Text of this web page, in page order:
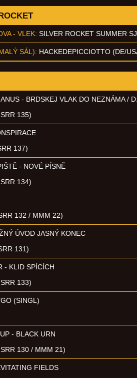
- VLEK: SILVER ROCKET SUMMER
SÁL): HACKEDEPICCIOTTO (DE/
- BRDSKEJ VLAK DO NEZNÁMA /
135)
137)
- NOVÉ PÍSNĚ
134)
132 / MMM 22)
ÚVOD JASNÝ KONEC
131)
- KLID SPÍCÍCH
133)
(SINGL)
- BLACK URN
130 / MMM 21)
FIELDS